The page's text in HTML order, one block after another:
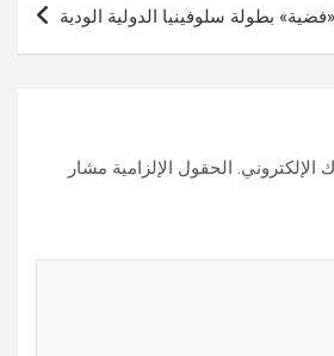
بطولة سلوفينيا الدولية الودية
الإلكتروني. الحقول الإلزامية مشار